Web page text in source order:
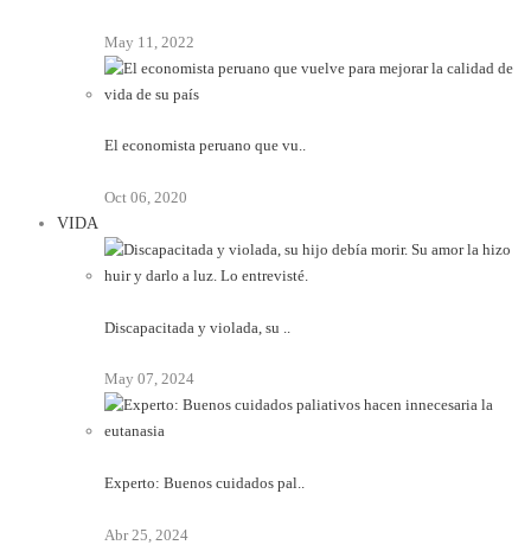
May 11, 2022
El economista peruano que vu..
Oct 06, 2020
VIDA
Discapacitada y violada, su ..
May 07, 2024
Experto: Buenos cuidados pal..
Abr 25, 2024